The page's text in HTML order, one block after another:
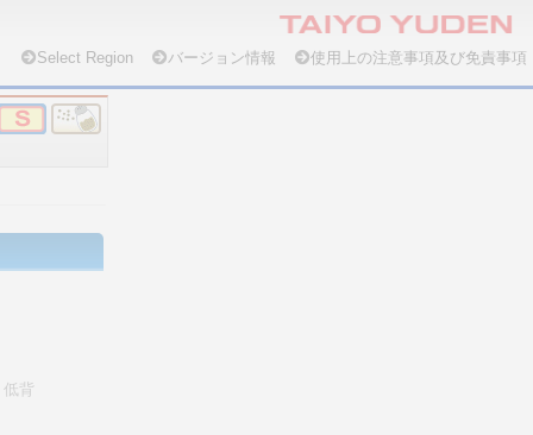
Select Region バージョン情報 使用上の注意事項及び免責事項
低背